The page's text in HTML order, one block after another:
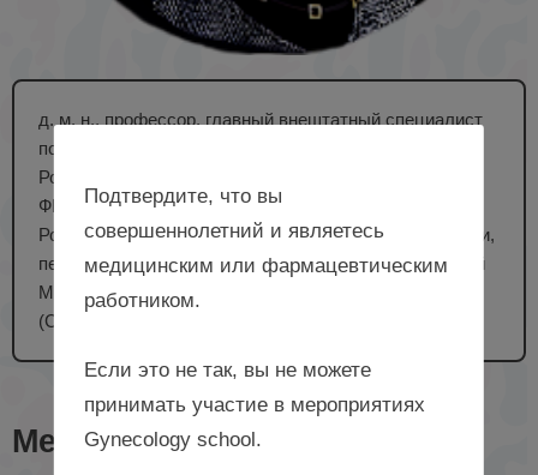
д. м. н., профессор, главный внештатный специалист
по репродуктивному здоровью женщин Минздрава
России, заместитель директора по научной работе
ФГБУ «НМИЦ АГП им. В.И. Кулакова» Минздрава
России, профессор кафедры акушерства, гинекологии,
перинатологии и репродуктологии ФГАОУ ВО Первый
МГМУ им. И.М. Сеченова Минздрава России
(Сеченовский Университет), г. Москва
Мероприятия с лектором
Подтвердите, что вы
совершеннолетний и являетесь
медицинским или фармацевтическим
работником.
Если это не так, вы не можете
принимать участие в мероприятиях
Gynecology school.